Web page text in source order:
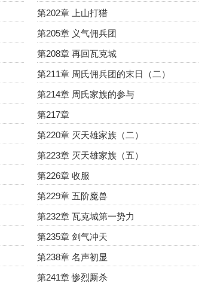
第202章 上山打猎
第205章 义气佣兵团
第208章 再回瓦克城
第211章 周氏佣兵团的末日（二）
第214章 周氏家族的参与
第217章
第220章 灭天雄家族（二）
第223章 灭天雄家族（五）
第226章 收服
第229章 五阶魔兽
第232章 瓦克城第一势力
第235章 剑气冲天
第238章 名声初显
第241章 惨烈厮杀